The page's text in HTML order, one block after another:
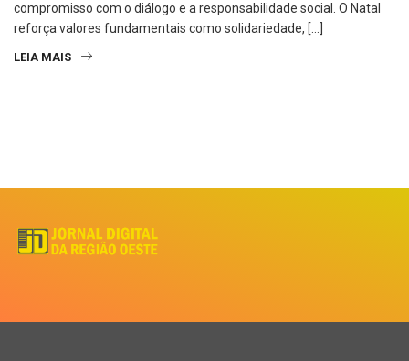
compromisso com o diálogo e a responsabilidade social. O Natal
reforça valores fundamentais como solidariedade, […]
LEIA MAIS